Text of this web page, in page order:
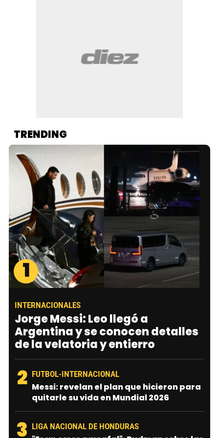
TRENDING
1
INTERNACIONALES
Jorge Messi: Leo llegó a
Argentina y se conocen detalles
de la velatoria y entierro
2 FUTBOL-INTERNACIONAL
Messi: revelan el plan que hicieron para
quitarle su vida en Mundial 2026
3 LIGA NACIONAL DE HONDURAS